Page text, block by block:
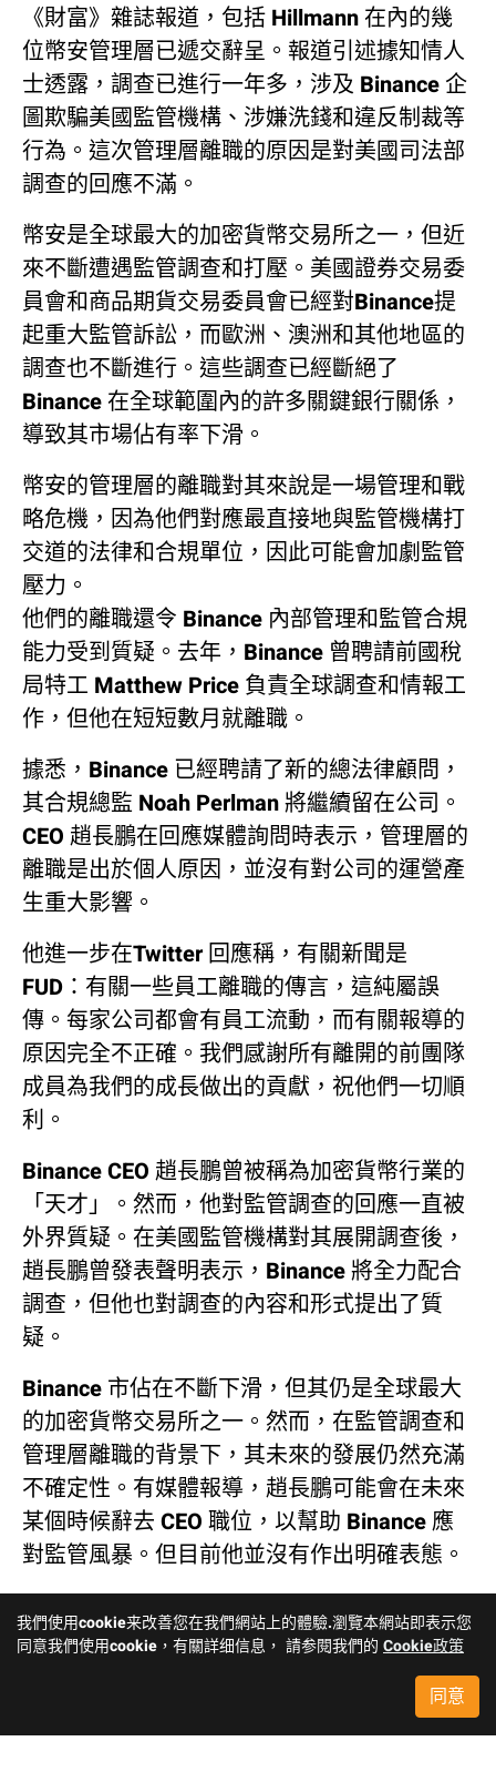
《財富》雜誌報道，包括 Hillmann 在內的幾
位幣安管理層已遞交辭呈。報道引述據知情人
士透露，調查已進行一年多，涉及 Binance 企
圖欺騙美國監管機構、涉嫌洗錢和違反制裁等
行為。這次管理層離職的原因是對美國司法部
調查的回應不滿。
幣安是全球最大的加密貨幣交易所之一，但近
來不斷遭遇監管調查和打壓。美國證券交易委
員會和商品期貨交易委員會已經對Binance提
起重大監管訴訟，而歐洲、澳洲和其他地區的
調查也不斷進行。這些調查已經斷絕了
Binance 在全球範圍內的許多關鍵銀行關係，
導致其市場佔有率下滑。
幣安的管理層的離職對其來說是一場管理和戰
略危機，因為他們對應最直接地與監管機構打
交道的法律和合規單位，因此可能會加劇監管
壓力。
他們的離職還令 Binance 內部管理和監管合規
能力受到質疑。去年，Binance 曾聘請前國稅
局特工 Matthew Price 負責全球調查和情報工
作，但他在短短數月就離職。
據悉，Binance 已經聘請了新的總法律顧問，
其合規總監 Noah Perlman 將繼續留在公司。
CEO 趙長鵬在回應媒體詢問時表示，管理層的
離職是出於個人原因，並沒有對公司的運營產
生重大影響。
他進一步在Twitter 回應稱，有關新聞是
FUD：有關一些員工離職的傳言，這純屬誤
傳。每家公司都會有員工流動，而有關報導的
原因完全不正確。我們感謝所有離開的前團隊
成員為我們的成長做出的貢獻，祝他們一切順
利。
Binance CEO 趙長鵬曾被稱為加密貨幣行業的
「天才」。然而，他對監管調查的回應一直被
外界質疑。在美國監管機構對其展開調查後，
趙長鵬曾發表聲明表示，Binance 將全力配合
調查，但他也對調查的內容和形式提出了質
疑。
Binance 市佔在不斷下滑，但其仍是全球最大
的加密貨幣交易所之一。然而，在監管調查和
管理層離職的背景下，其未來的發展仍然充滿
不確定性。有媒體報導，趙長鵬可能會在未來
某個時候辭去 CEO 職位，以幫助 Binance 應
對監管風暴。但目前他並沒有作出明確表態。
我們使用cookie来改善您在我們網站上的體驗.瀏覽本網站即表示您
同意我們使用cookie，有關詳细信息， 請参閱我們的 Cookie政策
同意